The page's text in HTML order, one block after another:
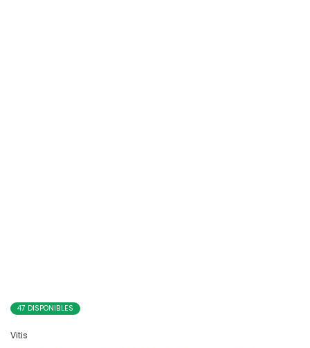
47 DISPONIBLES
Vitis